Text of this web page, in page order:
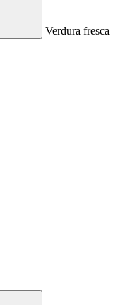
Verdura fresca